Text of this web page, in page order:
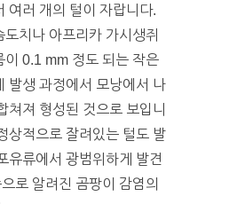
여러 개의 털이 자랍니다.
치나 아프리카 가시생쥐
이 0.1 mm 정도 되는 작은
발생 과정에서 모낭에서 나
쳐져 형성된 것으로 보입니
상적으로 잘려있는 털도 발
유류에서 광범위하게 발견
로 알려진 곰팡이 감염의